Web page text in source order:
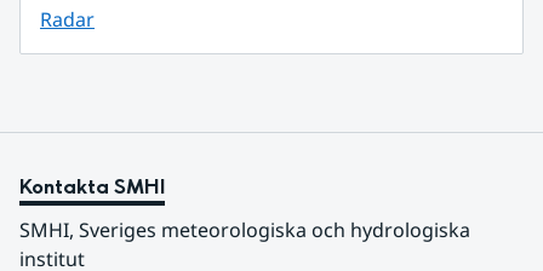
Radar
Kontakta SMHI
SMHI, Sveriges meteorologiska och hydrologiska
institut